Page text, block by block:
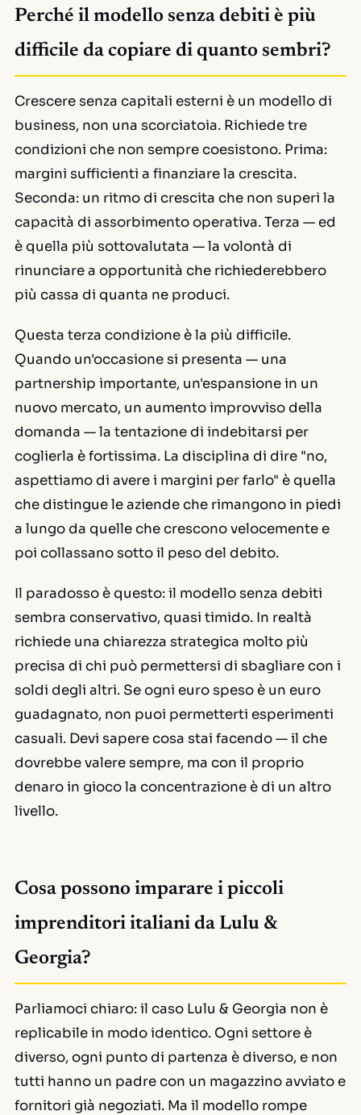
Perché il modello senza debiti è più
difficile da copiare di quanto sembri?
Crescere senza capitali esterni è un modello di
business, non una scorciatoia. Richiede tre
condizioni che non sempre coesistono. Prima:
margini sufficienti a finanziare la crescita.
Seconda: un ritmo di crescita che non superi la
capacità di assorbimento operativa. Terza — ed
è quella più sottovalutata — la volontà di
rinunciare a opportunità che richiederebbero
più cassa di quanta ne produci.
Questa terza condizione è la più difficile.
Quando un'occasione si presenta — una
partnership importante, un'espansione in un
nuovo mercato, un aumento improvviso della
domanda — la tentazione di indebitarsi per
coglierla è fortissima. La disciplina di dire "no,
aspettiamo di avere i margini per farlo" è quella
che distingue le aziende che rimangono in piedi
a lungo da quelle che crescono velocemente e
poi collassano sotto il peso del debito.
Il paradosso è questo: il modello senza debiti
sembra conservativo, quasi timido. In realtà
richiede una chiarezza strategica molto più
precisa di chi può permettersi di sbagliare con i
soldi degli altri. Se ogni euro speso è un euro
guadagnato, non puoi permetterti esperimenti
casuali. Devi sapere cosa stai facendo — il che
dovrebbe valere sempre, ma con il proprio
denaro in gioco la concentrazione è di un altro
livello.
Cosa possono imparare i piccoli
imprenditori italiani da Lulu &
Georgia?
Parliamoci chiaro: il caso Lulu & Georgia non è
replicabile in modo identico. Ogni settore è
diverso, ogni punto di partenza è diverso, e non
tutti hanno un padre con un magazzino avviato e
fornitori già negoziati. Ma il modello rompe